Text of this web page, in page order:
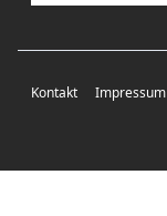
Kontakt Impressum